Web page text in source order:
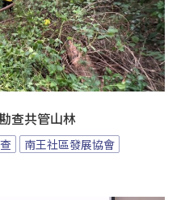
查共管山林
南王社區發展協會